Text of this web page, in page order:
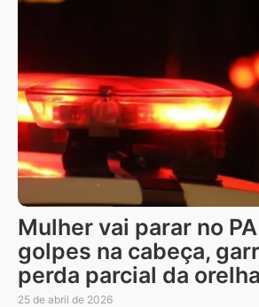
Mulher vai parar no
golpes na cabeça,
perda parcial da orelha
25 de abril de 2026